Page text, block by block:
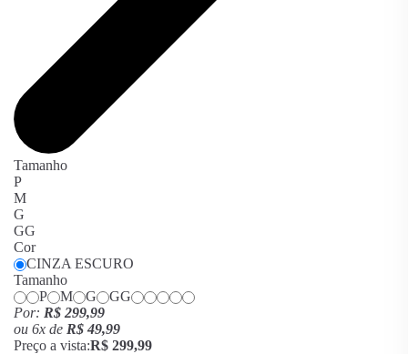
Tamanho
P
M
G
GG
Cor
CINZA ESCURO
Tamanho
P
M G
GG
Por: R$ 299,99
ou 6x de R$ 49,99
Preço a vista:R$ 299,99